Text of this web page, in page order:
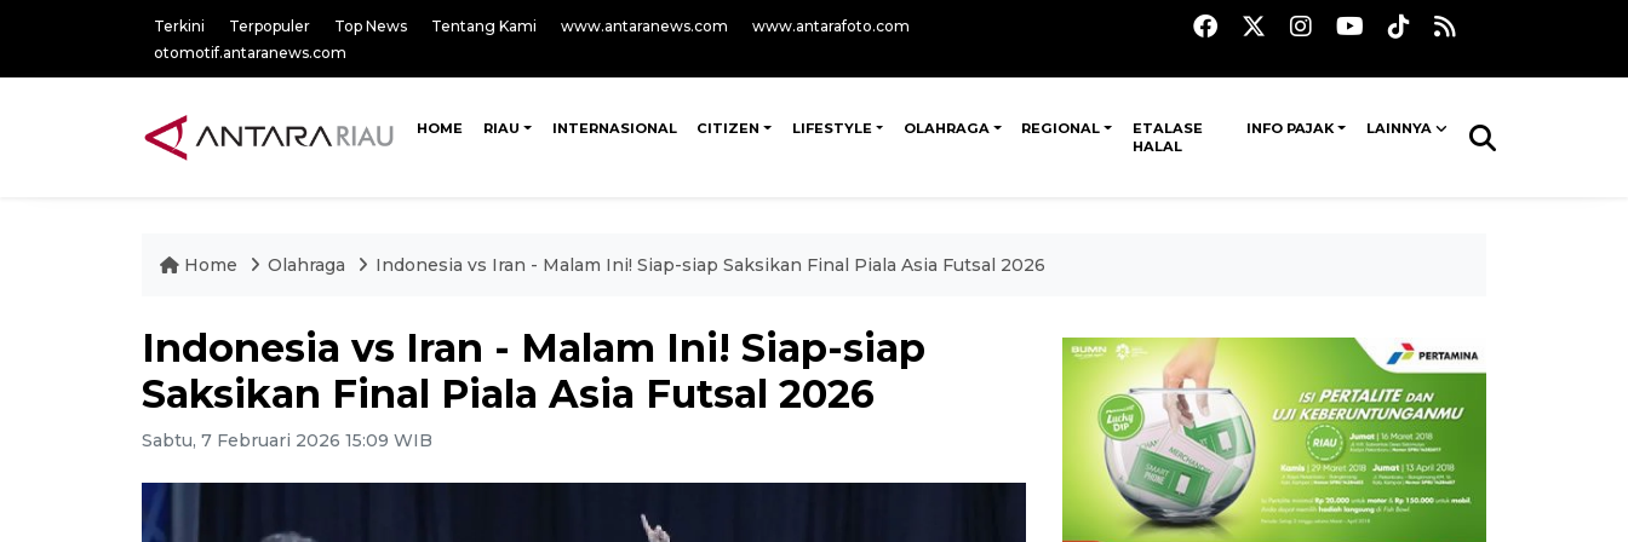
Terkini Terpopuler Top News Tentang Kami www.antaranews.com
www.antarafoto.com
otomotif.antaranews.com
HOME RIAU INTERNASIONAL CITIZEN LIFESTYLE OLAHRAGA REGIONAL
ETALASE
HALAL
INFO PAJAK LAINNYA
Home Olahraga Indonesia vs Iran - Malam Ini! Siap-siap Saksikan Final Piala Asia Futsal 2026
Indonesia vs Iran - Malam Ini! Siap-siap
Saksikan Final Piala Asia Futsal 2026
Sabtu, 7 Februari 2026 15:09 WIB